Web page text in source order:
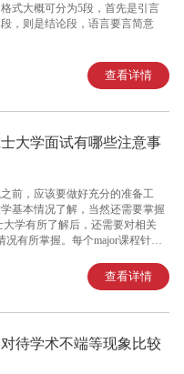
式大概可分为5段，首先是引言
，则是结论段，语言要言简意
查看详情
大学面试有哪些注意事
前，应该要做好充分的准备工
基本情况了解，当然还需要掌握
学有所了解后，还需要对相关
况有所掌握。每个major课程针对
面试之前，还应该要做的准备
，因为在面试过程中全程都是英
练习，尽量提升英语口语水平。
查看详情
待学术不端等现象比较